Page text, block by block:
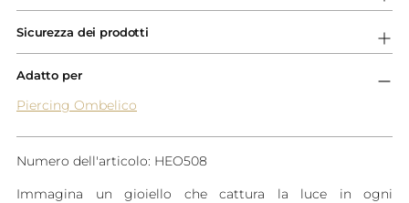
Sicurezza dei prodotti
Adatto per
Piercing Ombelico
Numero dell'articolo: HEO508
Immagina un gioiello che cattura la luce in ogni